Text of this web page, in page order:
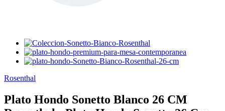
Rosenthal
Plato Hondo Sonetto Blanco 26 CM